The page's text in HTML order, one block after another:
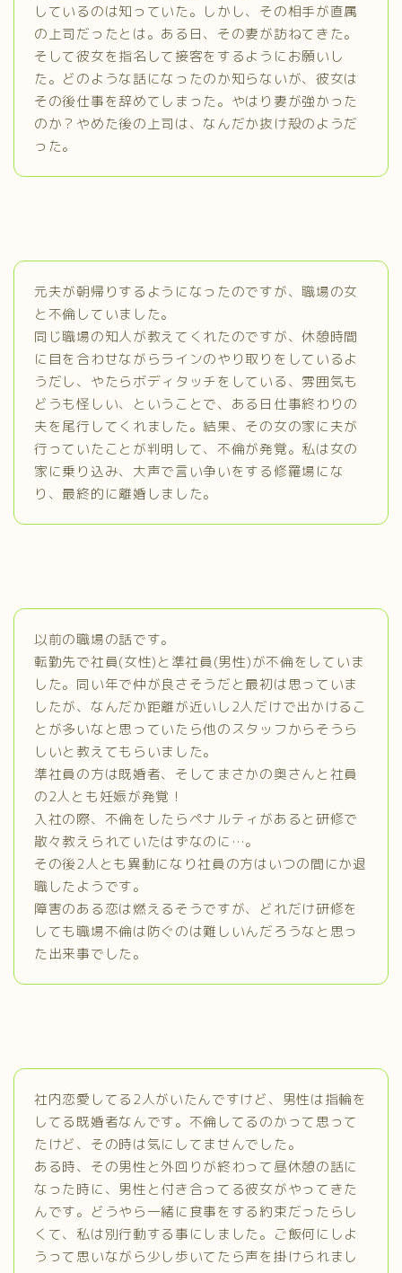
しているのは知っていた。しかし、その相手が直属
の上司だったとは。ある日、その妻が訪ねてきた。
そして彼女を指名して接客をするようにお願いし
た。どのような話になったのか知らないが、彼女は
その後仕事を辞めてしまった。やはり妻が強かった
のか？やめた後の上司は、なんだか抜け殻のようだ
った。
元夫が朝帰りするようになったのですが、職場の女
と不倫していました。
同じ職場の知人が教えてくれたのですが、休憩時間
に目を合わせながらラインのやり取りをしているよ
うだし、やたらボディタッチをしている、雰囲気も
どうも怪しい、ということで、ある日仕事終わりの
夫を尾行してくれました。結果、その女の家に夫が
行っていたことが判明して、不倫が発覚。私は女の
家に乗り込み、大声で言い争いをする修羅場にな
り、最終的に離婚しました。
以前の職場の話です。
転勤先で社員(女性)と準社員(男性)が不倫をしていま
した。同い年で仲が良さそうだと最初は思っていま
したが、なんだか距離が近いし2人だけで出かけるこ
とが多いなと思っていたら他のスタッフからそうら
しいと教えてもらいました。
準社員の方は既婚者、そしてまさかの奥さんと社員
の2人とも妊娠が発覚！
入社の際、不倫をしたらペナルティがあると研修で
散々教えられていたはずなのに…。
その後2人とも異動になり社員の方はいつの間にか退
職したようです。
障害のある恋は燃えるそうですが、どれだけ研修を
しても職場不倫は防ぐのは難しいんだろうなと思っ
た出来事でした。
社内恋愛してる2人がいたんですけど、男性は指輪を
してる既婚者なんです。不倫してるのかって思って
たけど、その時は気にしてませんでした。
ある時、その男性と外回りが終わって昼休憩の話に
なった時に、男性と付き合ってる彼女がやってきた
んです。どうやら一緒に食事をする約束だったらし
くて、私は別行動する事にしました。ご飯何にしよ
うって思いながら少し歩いてたら声を掛けられまし